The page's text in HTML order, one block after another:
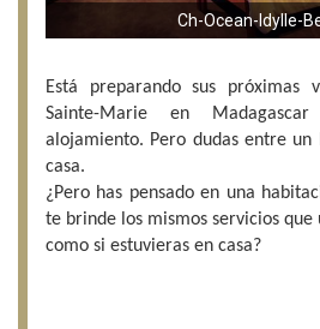
Ch-Ocean-Idylle-
Está preparando sus próximas
Sainte-Marie en
alojamiento. Pero dudas entre
casa.
¿Pero has pensado en una
te brinde los mismos servicios
como si estuvieras en casa?